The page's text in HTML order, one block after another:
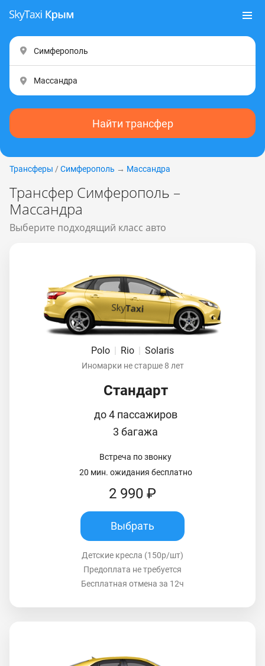
Найти трансфер
Трансферы / Симферополь → Массандра
Трансфер Симферополь –
Массандра
Выберите подходящий класс авто
Polo | Rio | Solaris
Иномарки не старше 8 лет
Стандарт
до 4 пассажиров
3 багажа
Встреча по звонку
20 мин. ожидания бесплатно
2 990 ₽
Выбрать
Детские кресла (150р/шт)
Предоплата не требуется
Бесплатная отмена за 12ч